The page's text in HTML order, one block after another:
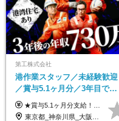
第工株式会社
港作業スタッフ／未経験歓迎
／賞与5.1ヶ月分／3年目で年
収730万円も可／食事手当あり
／年休120日以上
★賞与5.1ヶ月分支給！ ★入社3年目・30代で年収730万円の先輩も活躍中！ ★入社1年目・20代で月収29万円の実績あり 月給：22.5万円～30.5万円＋各種手当＋賞与年2回＋残業代全額支給 ※経験・能力などを考慮のうえ決定します ※上記月給には食事手当(5000円／月）を含みます ※残業代は分単位で100％支給いたします ※試用期間3ヶ月。その間の給与・待遇に差異はありません 【月収例】 ◆33.5万円／31歳 入社7か月 ◆38.5万円／32歳 入社1年目 ◆48.4万円／44歳 入社12年目 ※経験・能力などを考慮のうえ決定 ※月収・給与例には休日手当も含みます 【手当詳細】 ◆交通費規定支給（上限3万5000円／月） ◆時間外手当全額支給 ◆休日出勤手当 ◆港湾住宅あり（1R・2万円台～） ◆資格取得支援制度：全額負担 ◆地域手当：関東地区1万円／月
東京都_神奈川県_大阪府_愛知県_兵庫県